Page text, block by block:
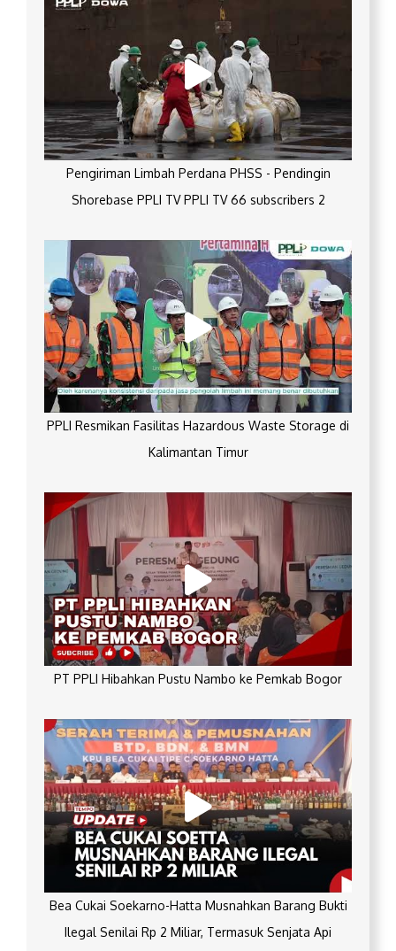
Pengiriman Limbah Perdana PHSS - Pendingin
Shorebase PPLI TV PPLI TV 66 subscribers 2
PPLI Resmikan Fasilitas Hazardous Waste Storage di
Kalimantan Timur
PT PPLI Hibahkan Pustu Nambo ke Pemkab Bogor
Bea Cukai Soekarno-Hatta Musnahkan Barang Bukti
Ilegal Senilai Rp 2 Miliar, Termasuk Senjata Api